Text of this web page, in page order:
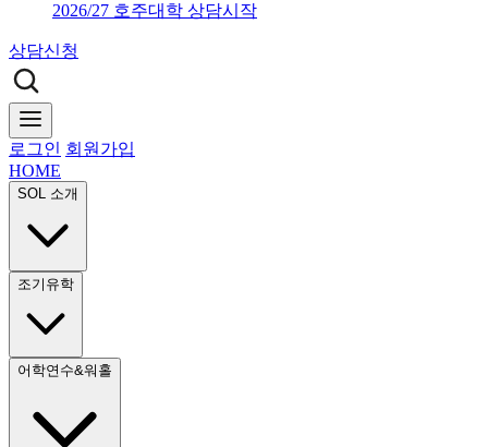
2026/27 호주대학 상담시작
상담신청
로그인 회원가입
HOME
SOL 소개
조기유학
어학연수&워홀